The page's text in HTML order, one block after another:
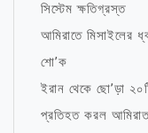
সিস্টেম ক্ষতিগ্রস্ত
আমিরাতে মিসাইলের
শো’ক
ইরান থেকে ছো’ড়া
প্রতিহত করল